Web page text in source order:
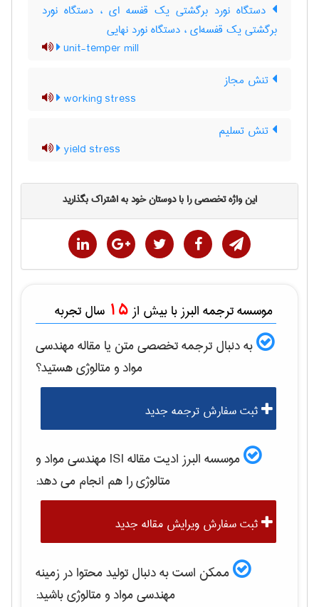
دستگاه نورد برگشتی یک قفسه ای ، دستگاه نورد
برگشتی یک قفسه‌ای ، دستگاه نورد نهایی
unit-temper mill
تنش مجاز
working stress
تنش تسلیم
yield stress
این واژه تخصصی را با دوستان خود به اشتراک بگذارید
موسسه ترجمه البرز با بیش از 15 سال تجربه
به دنبال ترجمه تخصصی متن یا مقالهمهندسی
مواد و متالوژیهستید؟
ثبت سفارش ترجمه جدید
موسسه البرز ادیت مقاله ISI
مهندسی مواد و
متالوژیرا هم انجام می دهد:
ثبت سفارش ویرایش مقاله جدید
ممکن است به دنبال تولید محتوا در زمینه
مهندسی مواد و متالوژیباشید: